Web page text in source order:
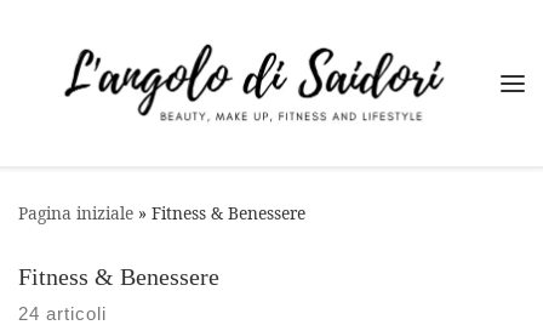
Pagina iniziale » Fitness & Benessere
Fitness & Benessere
24 articoli